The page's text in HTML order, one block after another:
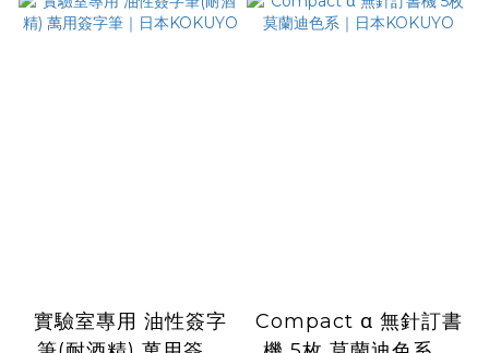
實驗室專用 油性簽字
Compact α 無針訂書